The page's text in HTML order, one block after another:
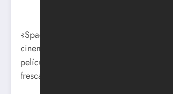
«Space Battleship Yamato» es una
cinematográfica satisfactoria para los
película logra capturar la esencia y el
fresca y moderna que atraerá a una